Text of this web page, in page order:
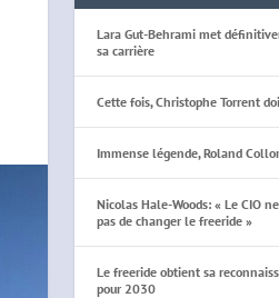
Lara Gut-Behrami met
sa carrière
Cette fois, Christophe Torrent
Immense légende, Roland
Nicolas Hale-Woods: « Le CIO
pas de changer le freeride »
Le freeride obtient sa
pour 2030